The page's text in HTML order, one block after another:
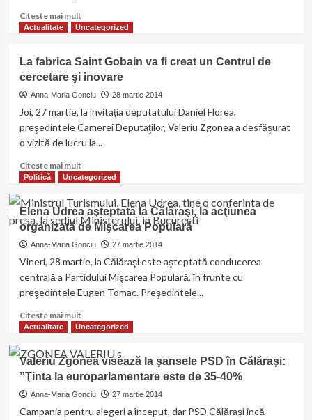
palmares
bogat
la
BUFTEA
Citeste mai multRead
more
10
proiecte
de
succes
agricultură,
exemple
bună
practică
în
accesarea
fondurilor
europene
Actualitate Uncategorized
La fabrica Saint Gobain va fi creat un Centrul de
cercetare şi inovare
Anna-Maria Gonciu 28 martie 2014
Joi, 27 martie, la invitaţia deputatului Daniel Florea,
preşedintele Camerei Deputaţilor, Valeriu Zgonea a desfăşurat
o vizită de lucru la...
Citeste mai multRead
more
La
fabrica
Saint
Gobain
va
creat
un
de
cercetare
şi
inovare
Politică Uncategorized
Elena Udrea aşteptată la Călăraşi, la acţiunea
organizată de Mişcarea Populară
Anna-Maria Gonciu 27 martie 2014
Vineri, 28 martie, la Călăraşi este aşteptată conducerea
centrală a Partidului Mişcarea Populară, în frunte cu
preşedintele Eugen Tomac. Preşedintele...
Citeste mai multRead
more
Elena
Udrea
aşteptată
la
Călăraşi,
Actualitate Uncategorized
Valeriu Zgonea visează la şansele PSD în Călăraşi:
”Ţinta la europarlamentare este de 35-40%
Anna-Maria Gonciu 27 martie 2014
Campania pentru alegeri a început, dar PSD Călărași încă